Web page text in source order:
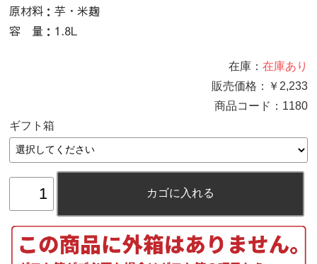
原材料：芋・米麹
容 量：1.8L
在庫： 在庫あり
販売価格：
￥2,233
商品コード： 1180
ギフト箱